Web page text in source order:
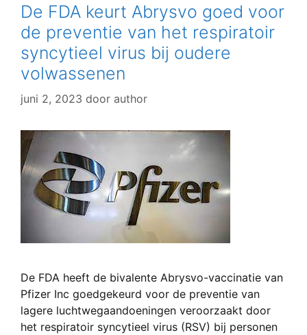
De FDA keurt Abrysvo goed voor
de preventie van het respiratoir
syncytieel virus bij oudere
volwassenen
juni 2, 2023 door author
De FDA heeft de bivalente Abrysvo-vaccinatie van
Pfizer Inc goedgekeurd voor de preventie van
lagere luchtwegaandoeningen veroorzaakt door
het respiratoir syncytieel virus (RSV) bij personen